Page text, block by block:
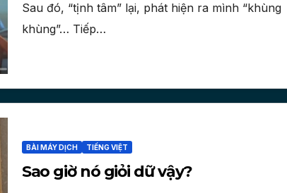
Sau đó, “tịnh tâm” lại, phát hiện ra mình “khùng
khùng”… Tiếp…
BÀI MÁY DỊCH TIẾNG VIỆT
Sao giờ nó giỏi dữ vậy?